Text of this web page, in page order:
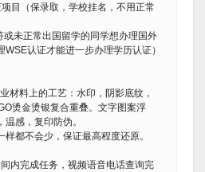
目（保录取，学校挂名，不用正常
未正常出国留学的同学想办理国外
认证才能进一步办理学历认证）
材料上的工艺：水印，阴影底纹，
烫金烫银复合重叠。文字图案浮
感，复印防伪。
都不会少，保证最高程度还原。
内完成任务，视频语音电话查询完